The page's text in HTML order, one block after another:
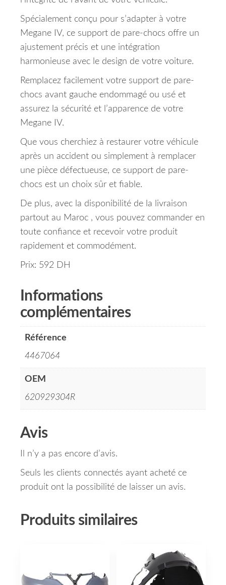
Spécialement conçu pour s’adapter à votre
Megane IV, ce support de pare-chocs offre un
ajustement précis et une intégration
harmonieuse avec le design de votre voiture.
Remplacez facilement votre support de pare-
chocs avant gauche endommagé ou usé et
assurez la sécurité et l’apparence de votre
Megane IV.
Que vous cherchiez à restaurer votre véhicule
après un accident ou simplement à remplacer
une pièce défectueuse, ce support de pare-
chocs est un choix sûr et fiable.
De plus, avec la disponibilité de la livraison
partout au Maroc , vous pouvez commander en
toute confiance et recevoir votre produit
rapidement et commodément.
Prix: 592 DH
Informations
complémentaires
Référence
4467064
OEM
620929304R
Avis
Il n’y a pas encore d’avis.
Seuls les clients connectés ayant acheté ce
produit ont la possibilité de laisser un avis.
Produits similaires